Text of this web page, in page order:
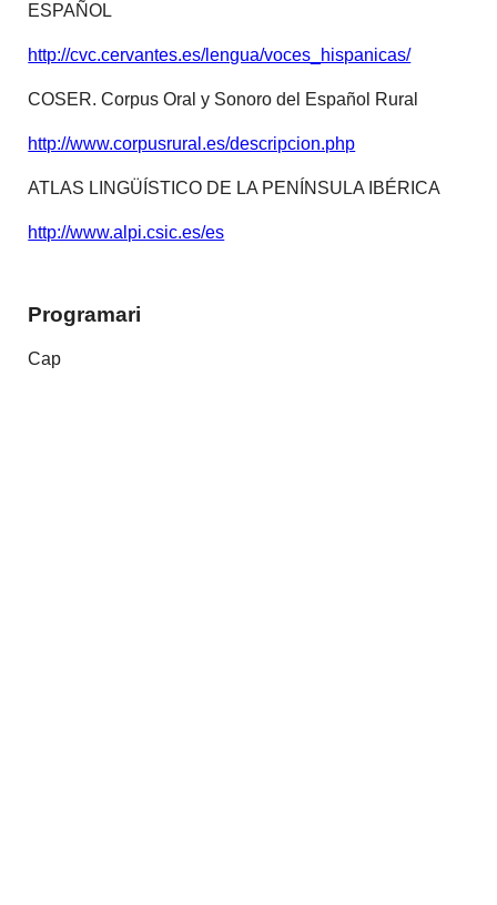
ESPAÑOL
http://cvc.cervantes.es/lengua/voces_hispanicas/
COSER. Corpus Oral y Sonoro del Español Rural
http://www.corpusrural.es/descripcion.php
ATLAS LINGÜÍSTICO DE LA PENÍNSULA IBÉRICA
http://www.alpi.csic.es/es
Programari
Cap